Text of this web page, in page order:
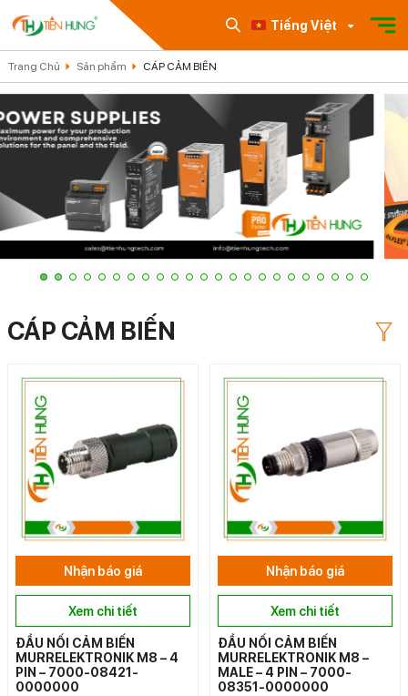
Tiếng Việt
Trang Chủ Sản phẩm CÁP CẢM BIẾN
CÁP CẢM BIẾN
Nhận báo giá
Xem chi tiết
ĐẦU NỐI CẢM BIẾN
MURRELEKTRONIK M8 – 4
PIN – 7000-08421-
0000000
Nhận báo giá
Xem chi tiết
ĐẦU NỐI CẢM BIẾN
MURRELEKTRONIK M8 –
MALE – 4 PIN – 7000-
08351-0000000